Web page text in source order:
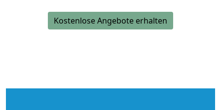
Kostenlose Angebote erhalten